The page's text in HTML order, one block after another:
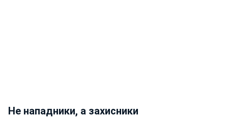
Не нападники, а захисники